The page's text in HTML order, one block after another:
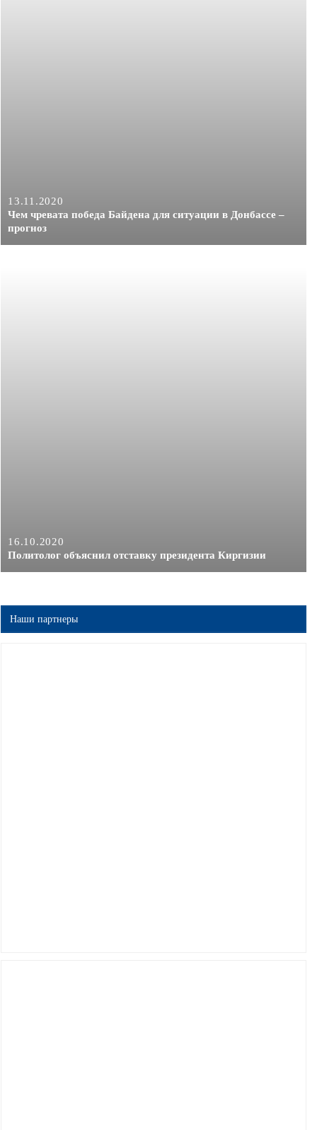
13.11.2020
Чем чревата победа Байдена для ситуации в Донбассе –
прогноз
16.10.2020
Политолог объяснил отставку президента Киргизии
Наши партнеры